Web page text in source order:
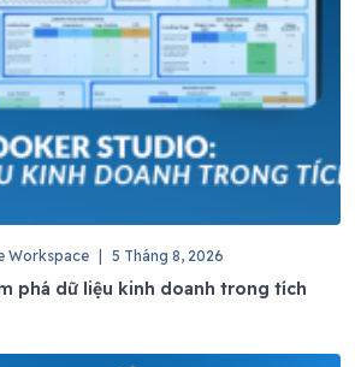
Workspace 5 Tháng 8, 2026
phá dữ liệu kinh doanh trong tích